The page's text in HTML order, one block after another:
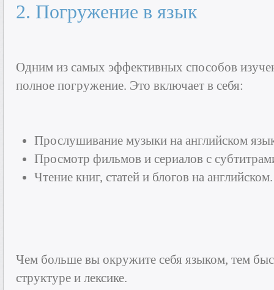
2. Погружение в язык
Одним из самых эффективных способов
полное погружение. Это включает в себя:
Прослушивание музыки на английском
Просмотр фильмов и сериалов с
Чтение книг, статей и блогов на английском.
Чем больше вы окружите себя языком, тем
структуре и лексике.